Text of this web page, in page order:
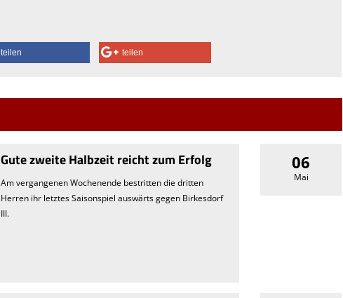
teilen teilen
Gute zweite Halbzeit reicht zum Erfolg
Am vergangenen Wochenende bestritten die dritten
Herren ihr letztes Saisonspiel auswärts gegen Birkesdorf
III.
06
Mai